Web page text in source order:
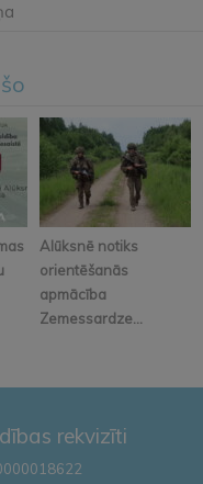
Alūksnē notiks
orientēšanās
apmācība
Zemessardze...
rekvizīti